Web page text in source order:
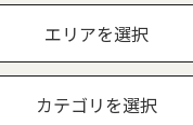
エリアを選択
カテゴリを選択